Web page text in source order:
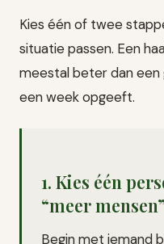
Kies één of twee
situatie passen. Een
meestal beter dan een
een week opgeeft.
1. Kies één
“meer mensen”
Begin met iemand